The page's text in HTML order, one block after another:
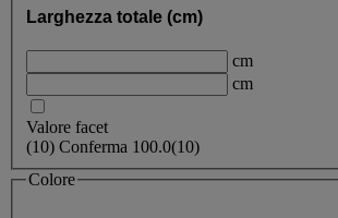
Larghezza totale (cm)
cm
cm
Valore facet
(10) Conferma 100.0(10)
Colore